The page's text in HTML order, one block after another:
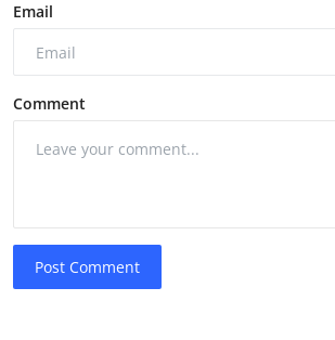
Email
Comment
Post Comment